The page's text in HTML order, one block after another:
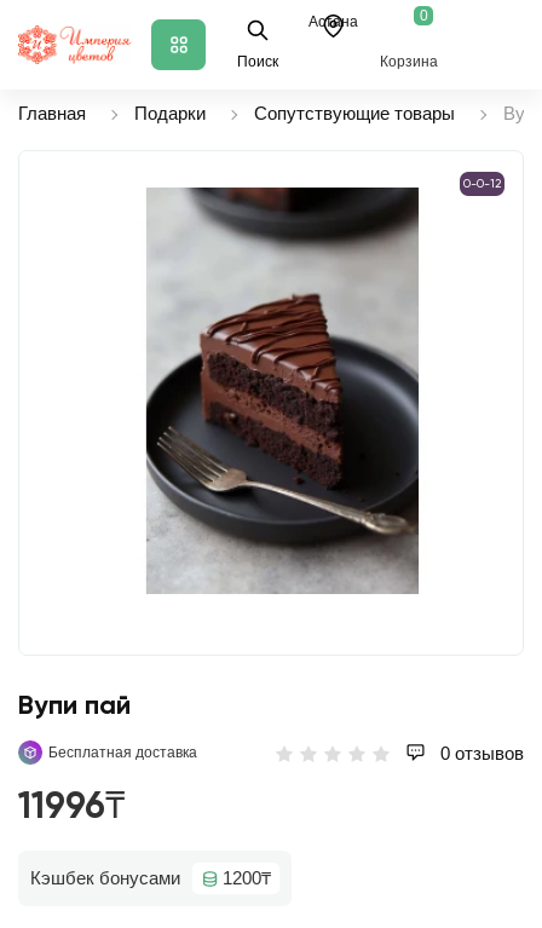
Поиск
Астана 0
Корзина
Главная Подарки Сопутствующие товары
0-0-12
Вупи пай
Бесплатная доставка 0 отзывов
11996₸
Кэшбек бонусами 1200₸